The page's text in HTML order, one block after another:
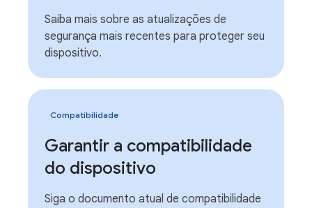
Saiba mais sobre as atualizações de
segurança mais recentes para proteger seu
dispositivo.
Compatibilidade
Garantir a compatibilidade
do dispositivo
Siga o documento atual de compatibilidade